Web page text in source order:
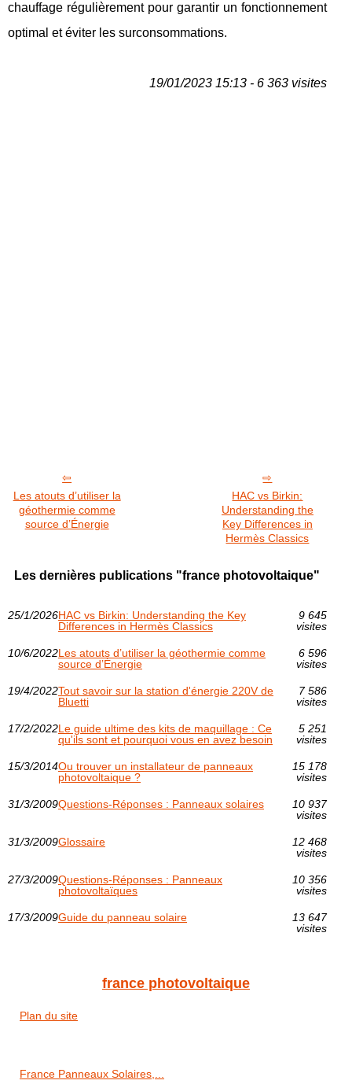
chauffage régulièrement pour garantir un fonctionnement
optimal et éviter les surconsommations.
19/01/2023 15:13 - 6 363 visites
Les atouts d’utiliser la
géothermie comme
source d’Énergie
HAC vs Birkin:
Understanding the
Key Differences in
Hermès Classics
Les dernières publications "france photovoltaique"
25/1/2026HAC vs Birkin: Understanding the Key
Differences in Hermès Classics
9 645
visites
10/6/2022Les atouts d’utiliser la géothermie comme
source d’Énergie
6 596
visites
19/4/2022Tout savoir sur la station d'énergie 220V de
Bluetti
7 586
visites
17/2/2022Le guide ultime des kits de maquillage : Ce
qu'ils sont et pourquoi vous en avez besoin
5 251
visites
15/3/2014Ou trouver un installateur de panneaux
photovoltaique ?
15 178
visites
31/3/2009Questions-Réponses : Panneaux solaires
10 937
visites
31/3/2009Glossaire
12 468
visites
27/3/2009Questions-Réponses : Panneaux
photovoltaïques
10 356
visites
17/3/2009Guide du panneau solaire
13 647
visites
france photovoltaique
Plan du site
France Panneaux Solaires,...